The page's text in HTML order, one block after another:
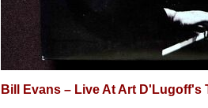
Bill Evans – Live At Art D'Lugoff's